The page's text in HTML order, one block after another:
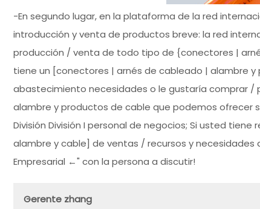
-En segundo lugar, en la plataforma de la red
introducción y venta de productos breve: la red
producción / venta de todo tipo de {conectores |
tiene un [conectores | arnés de cableado | alambre
abastecimiento necesidades o le gustaría comprar
alambre y productos de cable que podemos ofrecer
División División I personal de negocios; Si usted
alambre y cable] de ventas / recursos y necesidades
Empresarial ←" con la persona a discutir!
Gerente zhang